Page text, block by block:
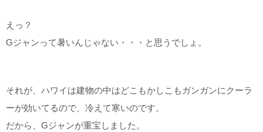
えっ？
Gジャンって暑いんじゃない・・・と思うでしょ。
それが、ハワイは建物の中はどこもかしこもガンガンにクーラ
ーが効いてるので、冷えて寒いのです。
だから、Gジャンが重宝しました。